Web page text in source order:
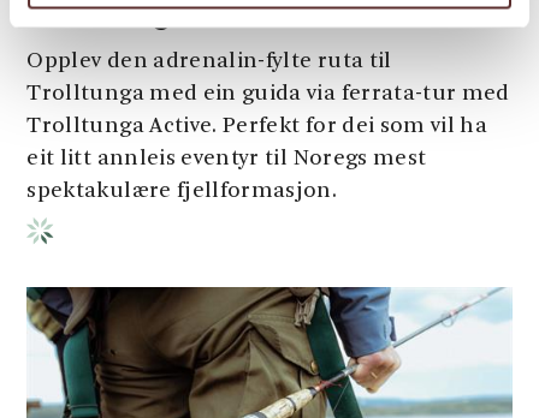
Trolltunga Active
Opplev den adrenalin-fylte ruta til
Trolltunga med ein guida via ferrata-tur med
Trolltunga Active. Perfekt for dei som vil ha
eit litt annleis eventyr til Noregs mest
spektakulære fjellformasjon.